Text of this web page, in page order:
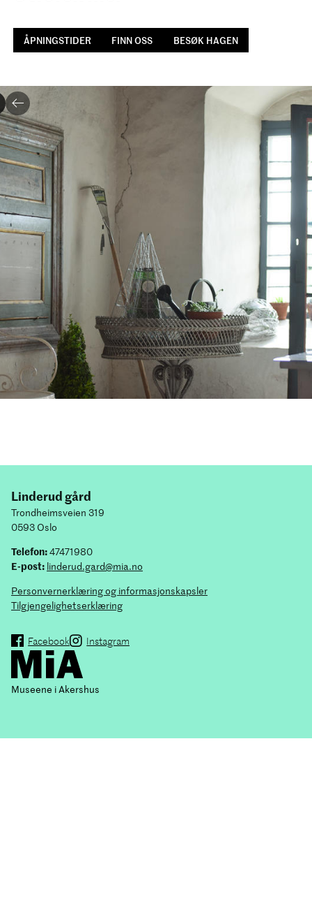
ÅPNINGSTIDER FINN OSS BESØK HAGEN
Linderud gård
Trondheimsveien 319
0593 Oslo
Telefon:47471980
E-post: linderud.gard@mia.no
Personvernerklæring og informasjonskapsler
Tilgjengelighetserklæring
Facebook Instagram
Museene i Akershus